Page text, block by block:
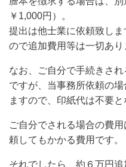
￥1,000円）。
提出は他士業に依頼致し
ので追加費用等は一切あり
なお、ご自分で手続きさ
ですが、当事務所依頼の
ますので、印紙代は不要と
ご自分でされる場合の費
頼してもかかる費用です。
それでしたら、約６万円